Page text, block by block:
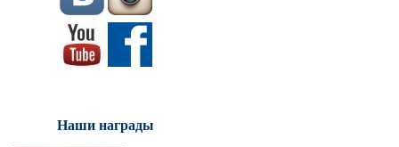
Наши награды